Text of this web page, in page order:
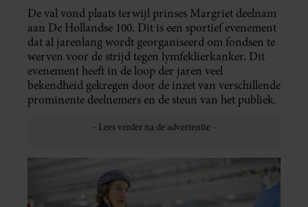
De val vond plaats terwijl prinses Margriet deelnam
aan De Hollandse 100. Dit is een sportief evenement
dat al jarenlang wordt georganiseerd om fondsen te
werven voor de strijd tegen lymfeklierkanker. Dit
evenement heeft in de loop der jaren veel
bekendheid gekregen door de inzet van verschillende
prominente deelnemers en de steun van het publiek.